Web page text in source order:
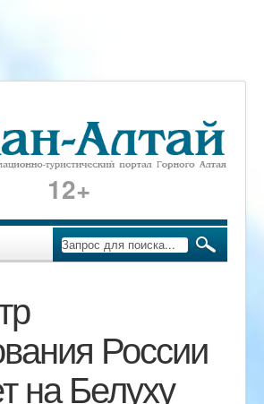
12+
России
на Белуху